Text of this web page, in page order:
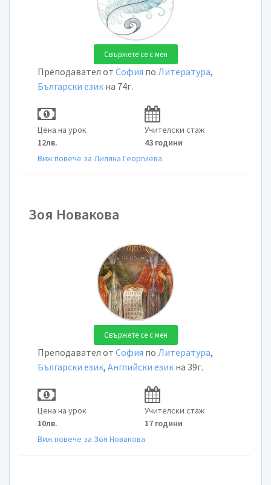
Свържете се с мен
Преподавател от София по Литература,
Български език на 74г.
Цена на урок
12лв.
Учителски стаж
43 години
Виж повече за Лиляна Георгиева
Зоя Новакова
Свържете се с мен
Преподавател от София по Литература,
Български език, Английски език на 39г.
Цена на урок
10лв.
Учителски стаж
17 години
Виж повече за Зоя Новакова